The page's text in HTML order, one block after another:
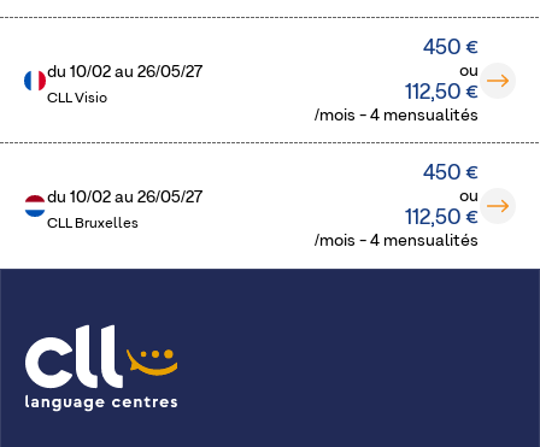
du10/02 au26/05/27
CLL Visio
450 €
ou
112,50 €
/mois - 4 mensualités
du10/02 au26/05/27
CLL Bruxelles
450 €
ou
112,50 €
/mois - 4 mensualités